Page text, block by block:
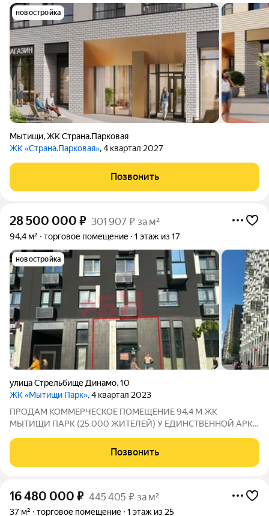
новостройка
Мытищи,ЖК Страна.Парковая
ЖК «Страна.Парковая», 4 квартал 2027
Позвонить
28 500 000 ₽ 301 907 ₽ за м²
94,4 м² торговое помещение 1 этаж из 17
новостройка
улица Стрельбище Динамо,10
ЖК «Мытищи Парк», 4 квартал 2023
ПРОДАМ КОММЕРЧЕСКОЕ ПОМЕЩЕНИЕ 94,4 М ЖК
МЫТИЩИ ПАРК (25 000 ЖИТЕЛЕЙ) У ЕДИНСТВЕННОЙ АРКИ
000 руб Площадь: 94,4 м Локация: Московская область, г.
Мытищи, ул. Стрельбище Динамо. ЖК «Мытищи Парк» (ГК
Позвонить
16 480 000 ₽ 445 405 ₽ за м²
37 м² торговое помещение 1 этаж из 25